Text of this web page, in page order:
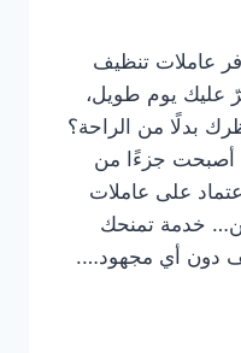
عاملات تنظيف
عليك يوم طويل،
بدلًا من الراحة؟
أصبحت جزءًا من
على عاملات
خدمة تمنحك
دون أي مجهود….